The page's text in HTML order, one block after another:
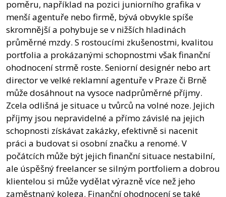
poměru, například na pozici juniorního grafika v
menší agentuře nebo firmě, bývá obvykle spíše
skromnější a pohybuje se v nižších hladinách
průměrné mzdy. S rostoucími zkušenostmi, kvalitou
portfolia a prokázanými schopnostmi však finanční
ohodnocení strmě roste. Seniorní designér nebo art
director ve velké reklamní agentuře v Praze či Brně
může dosáhnout na vysoce nadprůměrné příjmy.
Zcela odlišná je situace u tvůrců na volné noze. Jejich
příjmy jsou nepravidelné a přímo závislé na jejich
schopnosti získávat zakázky, efektivně si nacenit
práci a budovat si osobní značku a renomé. V
počátcích může být jejich finanční situace nestabilní,
ale úspěšný freelancer se silným portfoliem a dobrou
klientelou si může vydělat výrazně více než jeho
zaměstnaný kolega. Finanční ohodnocení se také